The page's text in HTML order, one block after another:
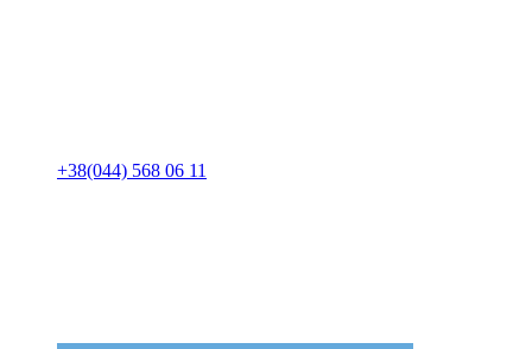
+38(044) 568 06 11